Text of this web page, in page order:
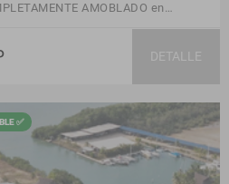
AMOBLADO en…
DETALLE
✅